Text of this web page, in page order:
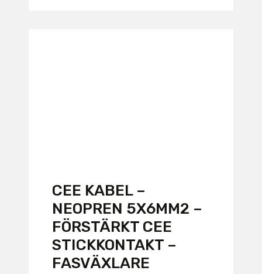
CEE KABEL –
NEOPREN 5X6MM2 –
FÖRSTÄRKT CEE
STICKKONTAKT –
FASVÄXLARE